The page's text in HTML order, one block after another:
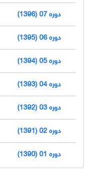
دوره 07 (1396)
دوره 06 (1395)
دوره 05 (1394)
دوره 04 (1393)
دوره 03 (1392)
دوره 02 (1391)
دوره 01 (1390)